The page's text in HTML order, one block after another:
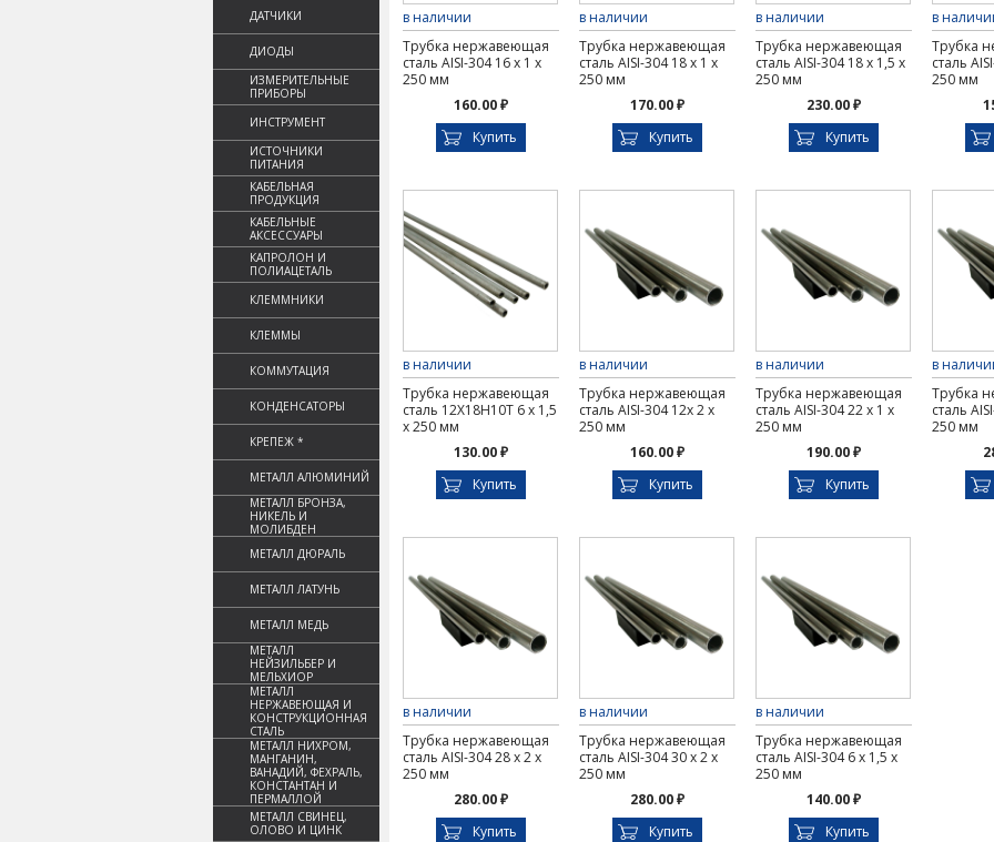
ДАТЧИКИ
ДИОДЫ
ИЗМЕРИТЕЛЬНЫЕ
ПРИБОРЫ
ИНСТРУМЕНТ
ИСТОЧНИКИ
ПИТАНИЯ
КАБЕЛЬНАЯ
ПРОДУКЦИЯ
КАБЕЛЬНЫЕ
АКСЕССУАРЫ
КАПРОЛОН И
ПОЛИАЦЕТАЛЬ
КЛЕММНИКИ
КЛЕММЫ
КОММУТАЦИЯ
КОНДЕНСАТОРЫ
КРЕПЕЖ *
МЕТАЛЛ АЛЮМИНИЙ
МЕТАЛЛ БРОНЗА,
НИКЕЛЬ И
МОЛИБДЕН
МЕТАЛЛ ДЮРАЛЬ
МЕТАЛЛ ЛАТУНЬ
МЕТАЛЛ МЕДЬ
МЕТАЛЛ
НЕЙЗИЛЬБЕР И
МЕЛЬХИОР
МЕТАЛЛ
НЕРЖАВЕЮЩАЯ И
КОНСТРУКЦИОННАЯ
СТАЛЬ
МЕТАЛЛ НИХРОМ,
МАНГАНИН,
ВАНАДИЙ, ФЕХРАЛЬ,
КОНСТАНТАН И
ПЕРМАЛЛОЙ
МЕТАЛЛ СВИНЕЦ,
ОЛОВО И ЦИНК
в наличии
Трубка нержавеющая
сталь AISI-304 16 х 1 х
250 мм
160.00 ₽
Купить
в наличии
Трубка нержавеющая
сталь AISI-304 18 х 1 х
250 мм
170.00 ₽
Купить
в наличии
Трубка нержавеющая
сталь AISI-304 18 х 1,5 х
250 мм
230.00 ₽
Купить
в
Трубка
сталь
250 мм
в наличии
Трубка нержавеющая
сталь 12Х18Н10Т 6 х 1,5
х 250 мм
130.00 ₽
Купить
в наличии
Трубка нержавеющая
сталь AISI-304 12х 2 х
250 мм
160.00 ₽
Купить
в наличии
Трубка нержавеющая
сталь AISI-304 22 х 1 х
250 мм
190.00 ₽
Купить
в
Трубка
сталь
250 мм
в наличии
Трубка нержавеющая
сталь AISI-304 28 х 2 х
250 мм
280.00 ₽
Купить
в наличии
Трубка нержавеющая
сталь AISI-304 30 х 2 х
250 мм
280.00 ₽
Купить
в наличии
Трубка нержавеющая
сталь AISI-304 6 х 1,5 х
250 мм
140.00 ₽
Купить